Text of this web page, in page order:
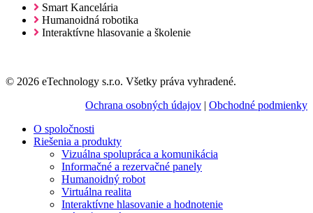
Smart Kancelária
Humanoidná robotika
Interaktívne hlasovanie a školenie
© 2026 eTechnology s.r.o. Všetky práva vyhradené.
Ochrana osobných údajov | Obchodné podmienky
O spoločnosti
Riešenia a produkty
Vizuálna spolupráca a komunikácia
Informačné a rezervačné panely
Humanoidný robot
Virtuálna realita
Interaktívne hlasovanie a hodnotenie